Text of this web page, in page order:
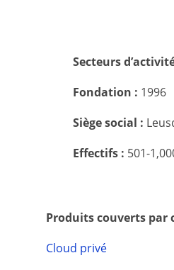
Secteurs
Fondation : 1996
Siège social :
Effectifs : 501-
Produits couverts par
Cloud privé